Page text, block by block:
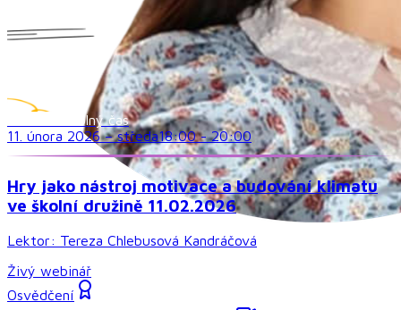
Družina a volný čas
11. února 2026– středa18:00-20:00
Hry jako nástroj motivace a budování klimatu
ve školní družině 11.02.2026
Lektor: Tereza Chlebusová Kandráčová
Živý webinář
Osvědčení